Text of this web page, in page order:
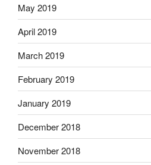
May 2019
April 2019
March 2019
February 2019
January 2019
December 2018
November 2018